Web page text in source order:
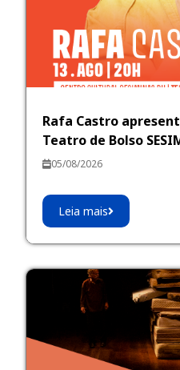
Rafa Castro
Teatro de Bolso
05/08/2026
Leia mais